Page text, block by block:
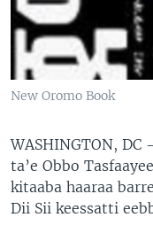
New Oromo Book
WASHINGTON, DC
ta’e Obbo
kitaaba haaraa
Dii Sii keessatti